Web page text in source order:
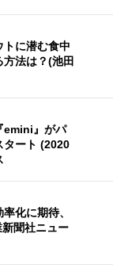
に潜む食中
法は？(池田
emini』がパ
タート (2020
化に期待、
聞社ニュー